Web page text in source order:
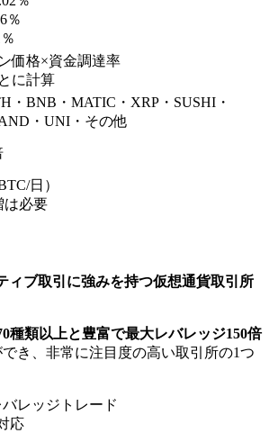
％
価格×資金調達率
に計算
・BNB・MATIC・XRP・SUSHI・
・UNI・その他
日）
は必要
ィブ取引に強みを持つ仮想通貨取引所
種類以上と豊富で最大レバレッジ150倍
き、非常に注目度の高い取引所の1つ
レッジトレード
応